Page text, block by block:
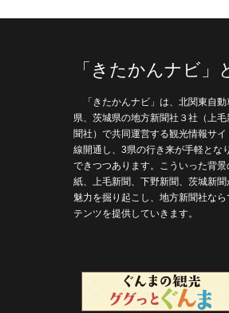
「きたかんナビ」
「きたかんナビ」は、北関東自
県、茨城県の地方新聞社３社（上
聞社）で共同運営する観光情報サ
線開通し、3県の行き来が手軽とな
できつつあります。こういった背
紙、上毛新聞、下野新聞、茨城新
魅力を掘り起こし、地方新聞社な
テンツを提供していきます。